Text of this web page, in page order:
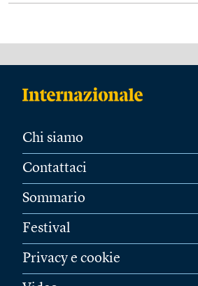
Chi siamo
Contattaci
Sommario
Festival
Privacy e cookie